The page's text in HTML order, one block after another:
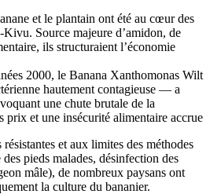
et le plantain ont été au cœur des
Source majeure d’amidon, de
ils structuraient l’économie
2000, le Banana Xanthomonas Wilt
hautement contagieuse — a
une chute brutale de la
prix et une insécurité alimentaire accrue
résistantes et aux limites des méthodes
pieds malades, désinfection des
mâle), de nombreux paysans ont
la culture du bananier.